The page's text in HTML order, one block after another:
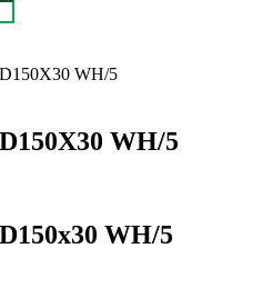
WH/5
WH/5
WH/5